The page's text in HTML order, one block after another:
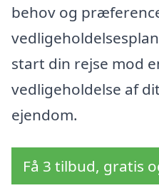
behov og
start din rejse mod
vedligeholdelse af
ejendom.
Få 3 tilbud, gratis